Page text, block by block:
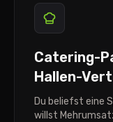
Catering-
Hallen-
Du beliefst eine
willst